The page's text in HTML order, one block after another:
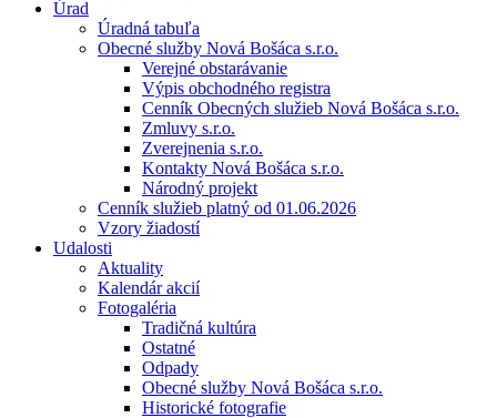
Úrad
Úradná tabuľa
Obecné služby Nová Bošáca s.r.o.
Verejné obstarávanie
Výpis obchodného registra
Cenník Obecných služieb Nová Bošáca s.r.o.
Zmluvy s.r.o.
Zverejnenia s.r.o.
Kontakty Nová Bošáca s.r.o.
Národný projekt
Cenník služieb platný od 01.06.2026
Vzory žiadostí
Udalosti
Aktuality
Kalendár akcií
Fotogaléria
Tradičná kultúra
Ostatné
Odpady
Obecné služby Nová Bošáca s.r.o.
Historické fotografie